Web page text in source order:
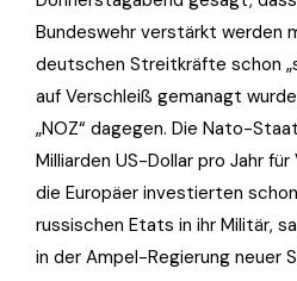
Bundeswehr verstärkt werden
deutschen Streitkräfte schon
auf Verschleiß gemanagt
„NOZ“ dagegen. Die Nato-
Milliarden US-Dollar pro Jahr
die Europäer investierten
russischen Etats in ihr Militär,
in der Ampel-Regierung neuer